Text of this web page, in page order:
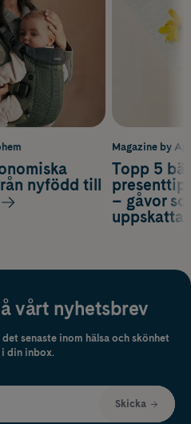
Magazine by
Topp 5
– gåvor
nyfödd till
vårt nyhetsbrev
senaste inom hälsa och skönhet
din inbox.
Skicka